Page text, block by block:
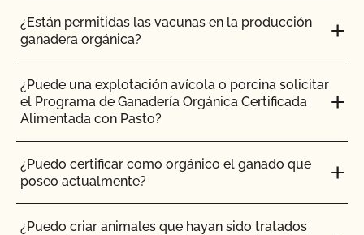
o dirección
Solicitud de manipulador - Materiales no
agrícolas
H2.3 Instalación orgánica
¿Están permitidas las vacunas en la producción
ganadera orgánica?
¿Puede una explotación avícola o porcina solicitar
el Programa de Ganadería Orgánica Certificada
Alimentada con Pasto?
¿Puedo certificar como orgánico el ganado que
poseo actualmente?
¿Puedo criar animales que hayan sido tratados